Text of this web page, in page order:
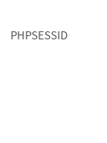
PHPSESSID